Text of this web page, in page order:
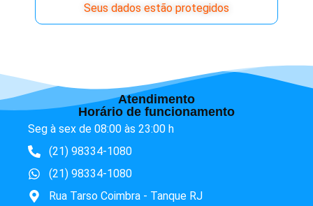
Seus dados estão protegidos
Atendimento
Horário de funcionamento
Seg à sex de 08:00 às 23:00 h
(21) 98334-1080
(21) 98334-1080
Rua Tarso Coimbra - Tanque RJ